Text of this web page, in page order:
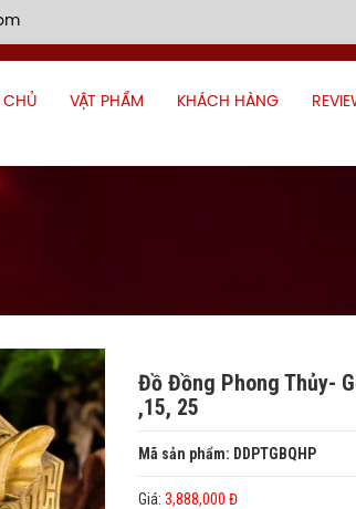
CHỦ VẬT PHẨM KHÁCH HÀNG
Đồ Đồng Phong Thủy-
,15, 25
Mã sản phẩm: DDPTGBQHP
Giá: 3,888,000 Đ